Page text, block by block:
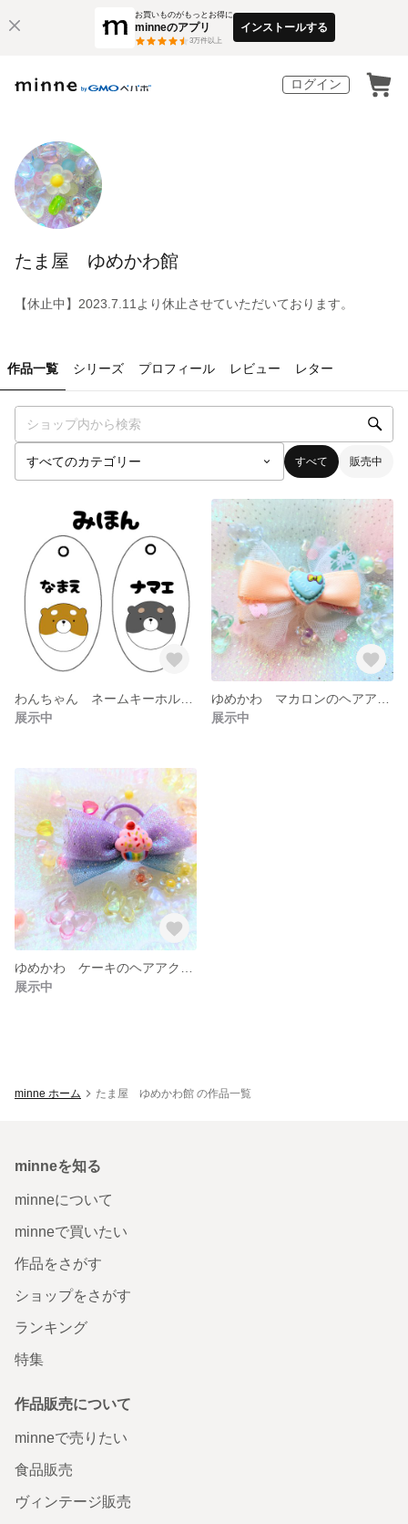
お買いものがもっとお得に
minneのアプリ
3万件以上
インストールする
ログイン
たま屋 ゆめかわ館
【休止中】2023.7.11より休止させていただいております。
作品一覧 シリーズ プロフィール レビュー レター
すべて 販売中
展示中
展示中
展示中
minne ホーム たま屋 ゆめかわ館 の作品一覧
minneを知る
minneについて
minneで買いたい
作品をさがす
ショップをさがす
ランキング
特集
作品販売について
minneで売りたい
食品販売
ヴィンテージ販売